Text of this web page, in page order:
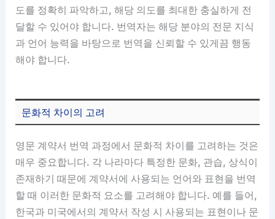
도를 정확히 파악하고, 해당 의도를 최대한 충실하게 전
달할 수 있어야 합니다. 번역자는 해당 분야의 전문 지식
과 언어 능력을 바탕으로 번역을 신뢰할 수 있게끔 행동
해야 합니다.
문화적 차이의 고려
영문 계약서 번역 과정에서 문화적 차이를 고려하는 것은
매우 중요합니다. 각 나라마다 특정한 문화, 관습, 상식이
존재하기 때문에 계약서에 사용되는 언어와 표현을 번역
할 때 이러한 문화적 요소를 고려해야 합니다. 예를 들어,
한국과 미국에서의 계약서 작성 시 사용되는 표현이나 문